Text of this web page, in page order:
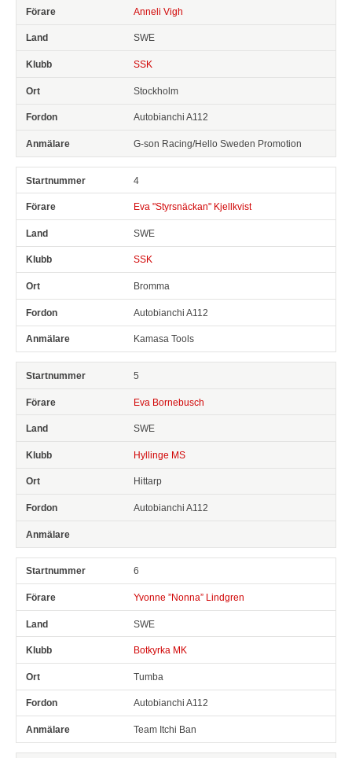
Anneli Vigh
SWE
SSK
Stockholm
Autobianchi A112
G-son Racing/Hello Sweden Promotion
4
Eva "Styrsnäckan" Kjellkvist
SWE
SSK
Bromma
Autobianchi A112
Kamasa Tools
5
Eva Bornebusch
SWE
Hyllinge MS
Hittarp
Autobianchi A112
6
Yvonne ”Nonna” Lindgren
SWE
Botkyrka MK
Tumba
Autobianchi A112
Team Itchi Ban